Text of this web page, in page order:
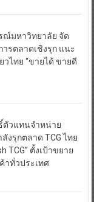
ณ์มหาวิทยาลัย จัด
รตลาดเชิงรุก แนะ
วไทย “ขายได้ ขายดี
ตัวแทนจำหน่าย
งรุกตลาด TCG ไทย
TCG” ตั้งเป้าขยาย
าทั่วประเทศ